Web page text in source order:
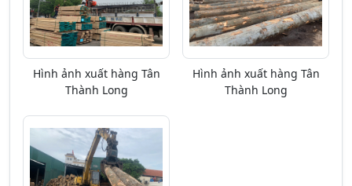
Hình ảnh xuất hàng Tân
Thành Long
Hình ảnh xuất hàng Tân
Thành Long